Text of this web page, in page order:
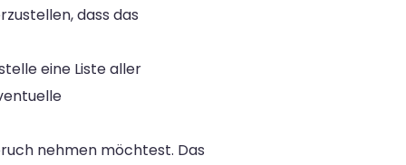
dass das
eine Liste aller
nehmen möchtest. Das